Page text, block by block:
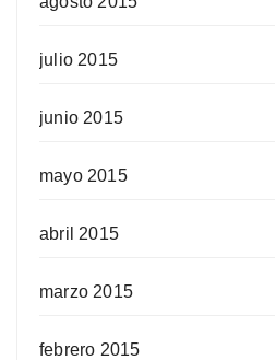
julio 2015
junio 2015
mayo 2015
abril 2015
marzo 2015
febrero 2015